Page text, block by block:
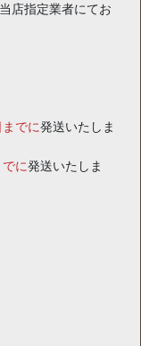
店指定業者にてお
でに発送いたしま
に発送いたしま